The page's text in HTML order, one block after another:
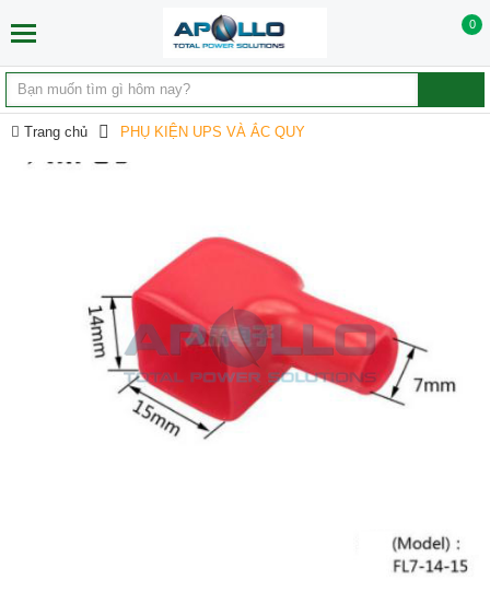
0
Trang chủ
PHỤ KIỆN UPS VÀ ẮC QUY